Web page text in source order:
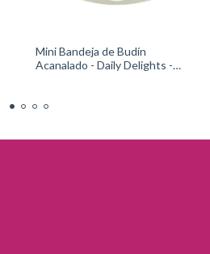
Mini Bandeja de Budín
Acanalado - Daily Delights -